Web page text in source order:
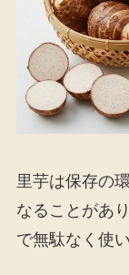
里芋は保存の
なることがあ
で無駄なく使